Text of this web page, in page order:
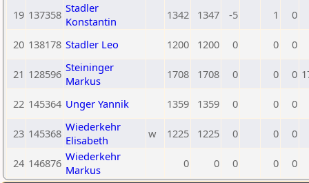
19 137358 Stadler
Konstantin
1342 1347 -5 1 0
20 138178 Stadler Leo 1200 1200 0 0 0
21 128596 Steininger
Markus
1708 1708 0 0 0
22 145364 Unger Yannik 1359 1359 0 0 0
23 145368 Wiederkehr
Elisabeth
w 1225 1225 0 0 0
24 146876 Wiederkehr
Markus
0 0 0 0 0